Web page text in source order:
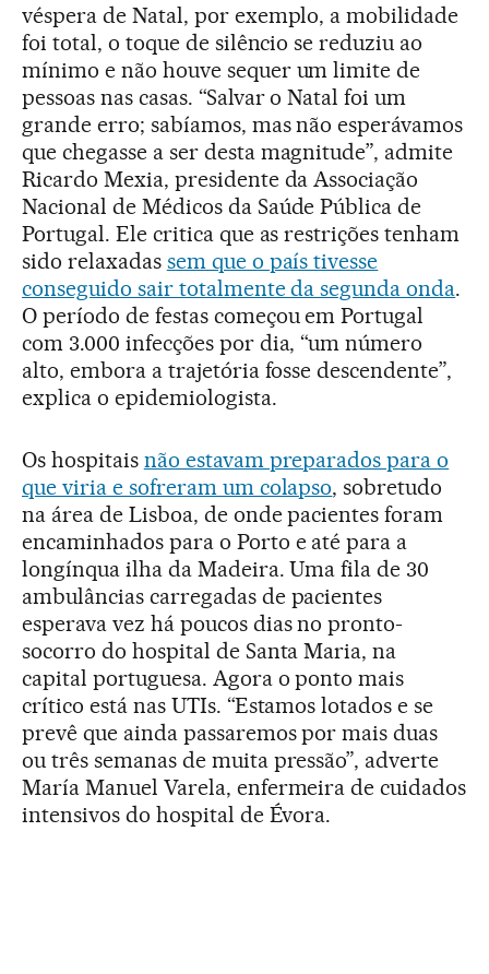
véspera de Natal, por exemplo, a mobilidade
foi total, o toque de silêncio se reduziu ao
mínimo e não houve sequer um limite de
pessoas nas casas. “Salvar o Natal foi um
grande erro; sabíamos, mas não esperávamos
que chegasse a ser desta magnitude”, admite
Ricardo Mexia, presidente da Associação
Nacional de Médicos da Saúde Pública de
Portugal. Ele critica que as restrições tenham
sido relaxadas sem que o país tivesse
conseguido sair totalmente da segunda onda.
O período de festas começou em Portugal
com 3.000 infecções por dia, “um número
alto, embora a trajetória fosse descendente”,
explica o epidemiologista.
Os hospitais não estavam preparados para o
que viria e sofreram um colapso, sobretudo
na área de Lisboa, de onde pacientes foram
encaminhados para o Porto e até para a
longínqua ilha da Madeira. Uma fila de 30
ambulâncias carregadas de pacientes
esperava vez há poucos dias no pronto-
socorro do hospital de Santa Maria, na
capital portuguesa. Agora o ponto mais
crítico está nas UTIs. “Estamos lotados e se
prevê que ainda passaremos por mais duas
ou três semanas de muita pressão”, adverte
María Manuel Varela, enfermeira de cuidados
intensivos do hospital de Évora.